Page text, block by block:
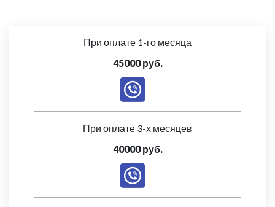
При оплате 1-го месяца
45000 руб.
При оплате 3-х месяцев
40000 руб.